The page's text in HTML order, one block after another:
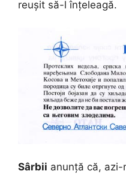
reușit să-l înțeleagă.
Sârbii anunță că,